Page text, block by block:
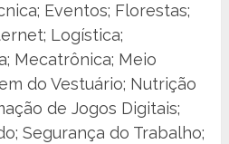
Eventos; Florestas;
Logística;
Mecatrônica; Meio
do Vestuário; Nutrição
de Jogos Digitais;
Segurança do Trabalho;